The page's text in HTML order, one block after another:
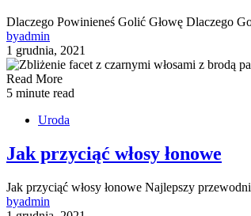
Dlaczego Powinieneś Golić Głowę Dlaczego
byadmin
1 grudnia, 2021
Read More
5 minute read
Uroda
Jak przyciąć włosy łonowe
Jak przyciąć włosy łonowe Najlepszy
byadmin